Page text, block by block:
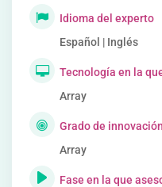
Idioma del experto
Español | Inglés
Tecnología en la
Array
Grado de
Array
Fase en la que